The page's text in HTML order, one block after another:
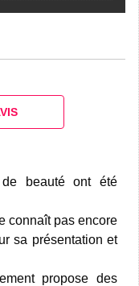
beauté ont été
connaît pas encore
sa présentation et
propose des